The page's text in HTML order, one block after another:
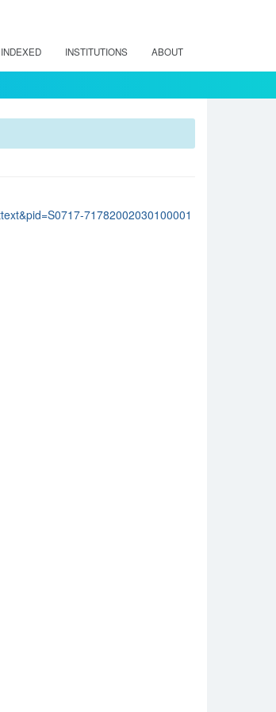
INDEXED INSTITUTIONS ABOUT
71782002030100001